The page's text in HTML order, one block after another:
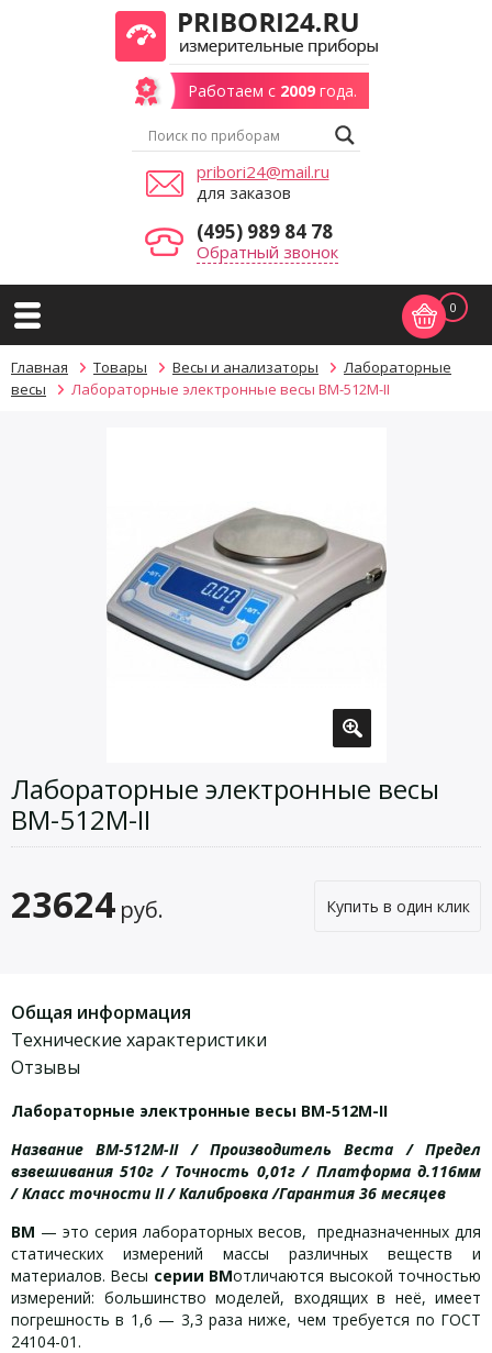
Работаем с 2009года.
pribori24@mail.ru
для заказов
(495) 989 84 78
Обратный звонок
0
Главная Товары Весы и анализаторы
Лабораторные
весы
Лабораторные электронные весы ВМ-512М-II
Лабораторные электронные весы
ВМ-512М-II
23624 руб. Купить в один клик
Общая информация
Технические характеристики
Отзывы
Лабораторные электронные весы ВМ-512М-II
Название ВМ-512М-II / Производитель Веста / Предел
взвешивания 510г / Точность 0,01г / Платформа д.116мм
/ Класс точности II / Калибровка /Гарантия 36 месяцев
ВМ — это серия лабораторных весов, предназначенных для
статических измерений массы различных веществ и
материалов. Весы серии ВМотличаются высокой точностью
измерений: большинство моделей, входящих в неё, имеет
погрешность в 1,6 — 3,3 раза ниже, чем требуется по ГОСТ
24104-01.